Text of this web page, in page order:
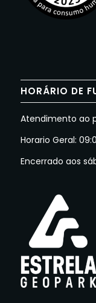
HORÁRIO DE
Atendimento ao
Horario Geral:
Encerrado aos